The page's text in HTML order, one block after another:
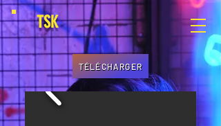
TSK
TÉLÉCHARGER